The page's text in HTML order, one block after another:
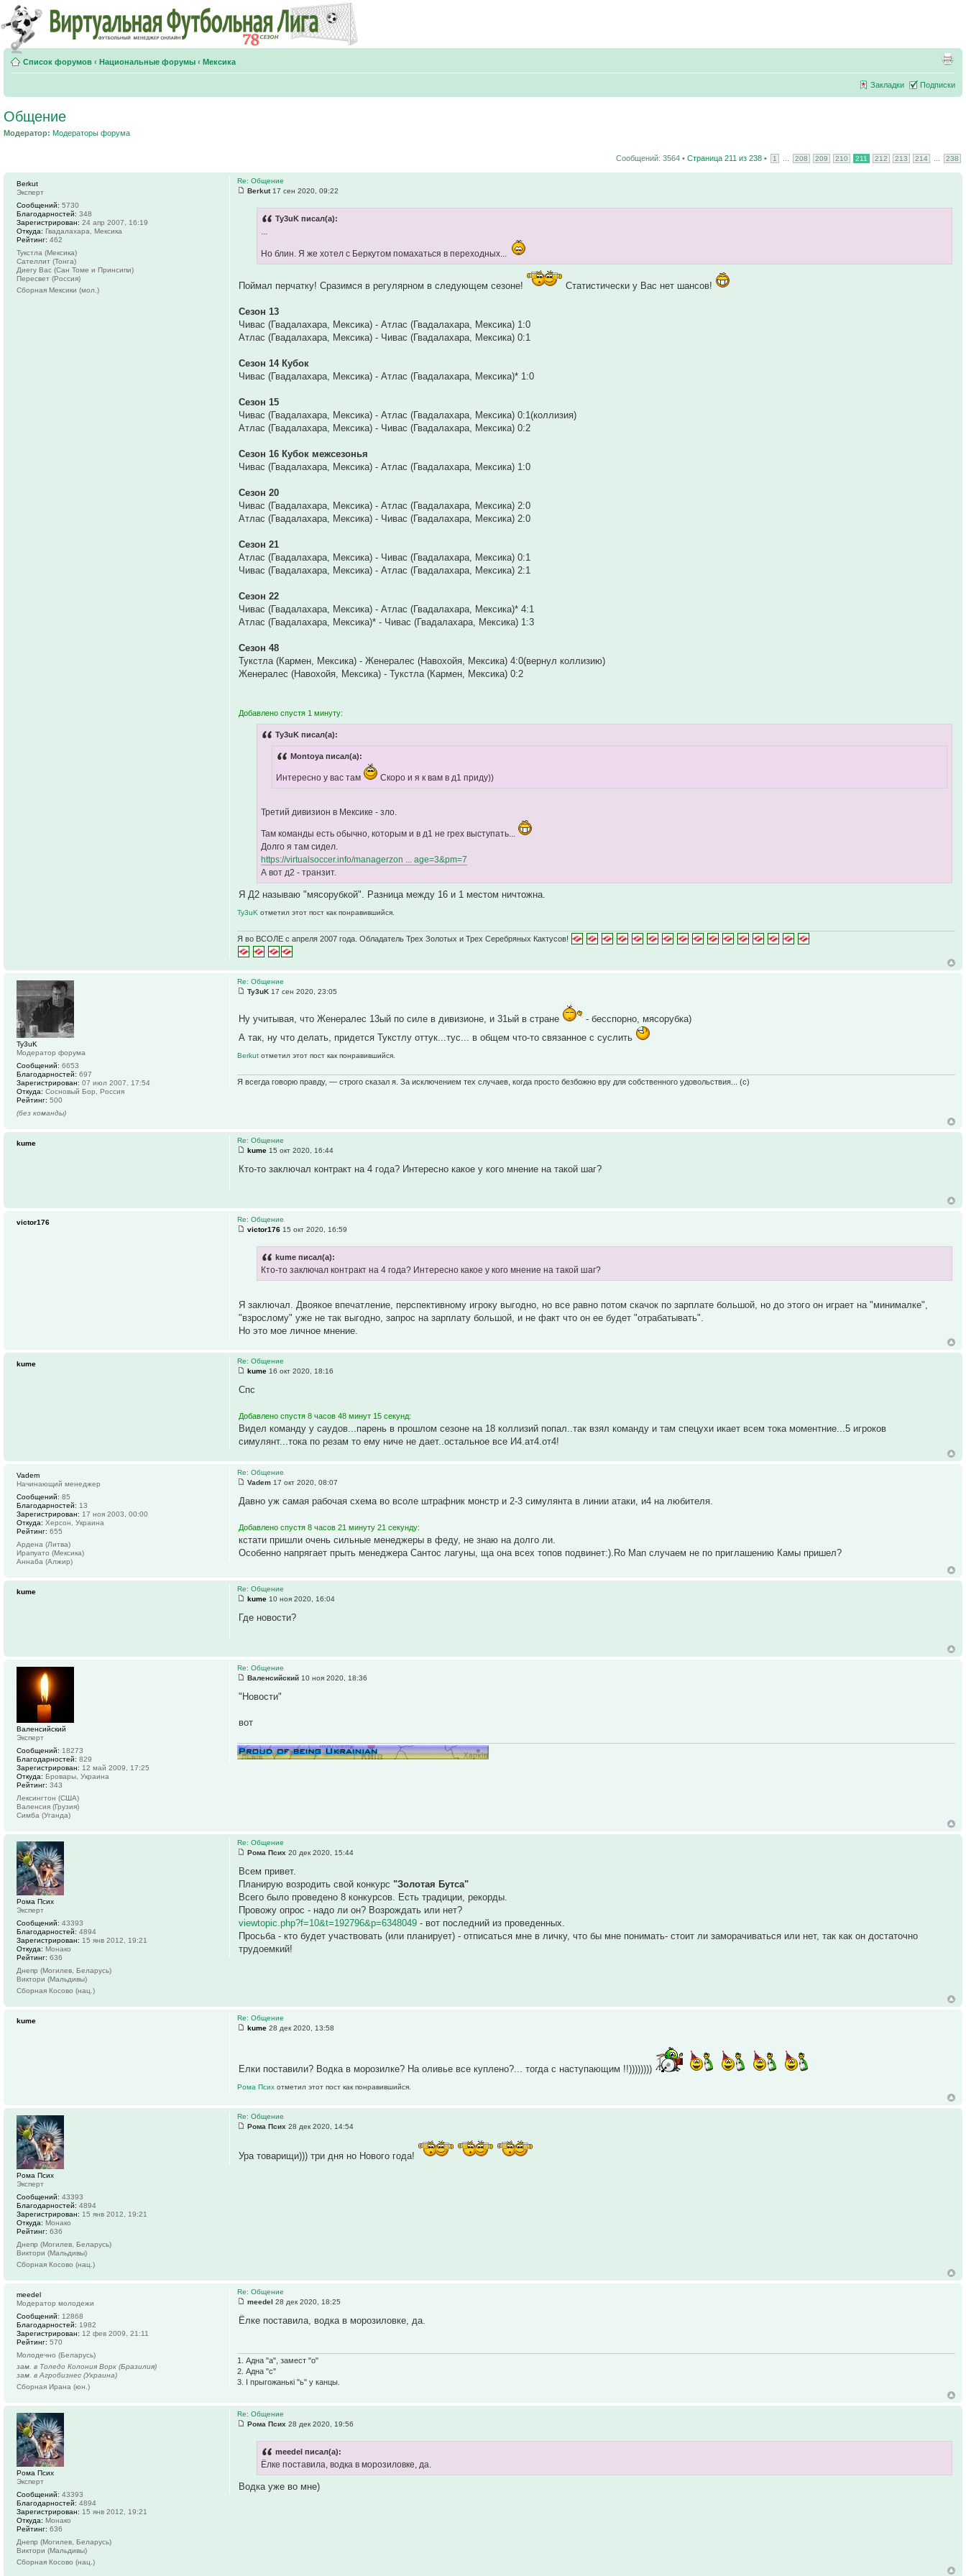
Список форумов ‹ Национальные форумы ‹ Мексика
Закладки Подписки
Общение
Модератор: Модераторы форума
Сообщений: 3564 • Страница 211 из 238 • 1 208 209 210 211 212 213 214 238
Re: Общение
Berkut17 сен 2020, 09:22
Ty3uK писал(а):
Но блин. Я же хотел с Беркутом помахаться в переходных...
Поймал перчатку! Сразимся в регулярном в следующем сезоне! Статистически у Вас нет шансов!
Сезон 13
Чивас (Гвадалахара, Мексика) - Атлас (Гвадалахара, Мексика) 1:0
Атлас (Гвадалахара, Мексика) - Чивас (Гвадалахара, Мексика) 0:1
Сезон 14 Кубок
Чивас (Гвадалахара, Мексика) - Атлас (Гвадалахара, Мексика)* 1:0
Сезон 15
Чивас (Гвадалахара, Мексика) - Атлас (Гвадалахара, Мексика) 0:1(коллизия)
Атлас (Гвадалахара, Мексика) - Чивас (Гвадалахара, Мексика) 0:2
Сезон 16 Кубок межсезонья
Чивас (Гвадалахара, Мексика) - Атлас (Гвадалахара, Мексика) 1:0
Сезон 20
Чивас (Гвадалахара, Мексика) - Атлас (Гвадалахара, Мексика) 2:0
Атлас (Гвадалахара, Мексика) - Чивас (Гвадалахара, Мексика) 2:0
Сезон 21
Атлас (Гвадалахара, Мексика) - Чивас (Гвадалахара, Мексика) 0:1
Чивас (Гвадалахара, Мексика) - Атлас (Гвадалахара, Мексика) 2:1
Сезон 22
Чивас (Гвадалахара, Мексика) - Атлас (Гвадалахара, Мексика)* 4:1
Атлас (Гвадалахара, Мексика)* - Чивас (Гвадалахара, Мексика) 1:3
Сезон 48
Тукстла (Кармен, Мексика) - Женералес (Навохойя, Мексика) 4:0(вернул коллизию)
Женералес (Навохойя, Мексика) - Тукстла (Кармен, Мексика) 0:2
Добавлено спустя 1 минуту:
Ty3uK писал(а):
Montoya писал(а):
Интересно у вас там Скоро и я к вам в д1 приду))
Третий дивизион в Мексике - зло.
Там команды есть обычно, которым и в д1 не грех выступать...
Долго я там сидел.
https://virtualsoccer.info/managerzon ... age=3&pm=7
А вот д2 - транзит.
Я Д2 называю "мясорубкой". Разница между 16 и 1 местом ничтожна.
Ty3uKотметил этот пост как понравившийся.
Я во ВСОЛЕ с апреля 2007 года. Обладатель Трех Золотых и Трех Серебряных Кактусов!
Berkut
Эксперт
Сообщений: 5730
Благодарностей: 348
Зарегистрирован: 24 апр 2007, 16:19
Откуда: Гвадалахара, Мексика
Рейтинг: 462
Тукстла (Мексика)
Сателлит (Тонга)
Диегу Вас (Сан Томе и Принсипи)
Пересвет (Россия)
Сборная Мексики (мол.)
Re: Общение
Ty3uK 17 сен 2020, 23:05
Ну учитывая, что Женералес 13ый по силе в дивизионе, и 31ый в стране
- бесспорно, мясорубка)
А так, ну что делать, придется Тукстлу оттук...тус... в общем что-то связанное с суслить
Berkutотметил этот пост как понравившийся.
Я всегда говорю правду, — строго сказал я. За исключением тех случаев, когда просто безбожно вру для собственного удовольствия... (с)
Ty3uK
Модератор форума
Сообщений: 6653
Благодарностей: 697
Зарегистрирован: 07 июл 2007, 17:54
Откуда: Сосновый Бор, Россия
Рейтинг: 500
(без команды)
Re: Общение
kume 15 окт 2020, 16:44
Кто-то заключал контракт на 4 года? Интересно какое у кого мнение на такой шаг?
kume
Re: Общение
victor176 15 окт 2020, 16:59
kume писал(а):
Кто-то заключал контракт на 4 года? Интересно какое у кого мнение на такой шаг?
Я заключал. Двоякое впечатление, перспективному игроку выгодно, но все равно потом скачок по зарплате большой, но до этого он играет на "минималке",
"взрослому" уже не так выгодно, запрос на зарплату большой, и не факт что он ее будет "отрабатывать".
Но это мое личное мнение.
victor176
Re: Общение
kume 16 окт 2020, 18:16
Спс
Добавлено спустя 8 часов 48 минут 15 секунд:
Видел команду у саудов...парень в прошлом сезоне на 18 коллизий попал..так взял команду и там спецухи икает всем тока моментние...5 игроков
симулянт...тока по резам то ему ниче не дает..остальное все И4.ат4.от4!
kume
Re: Общение
Vadem 17 окт 2020, 08:07
Давно уж самая рабочая схема во всоле штрафник монстр и 2-3 симулянта в линии атаки, и4 на любителя.
Добавлено спустя 8 часов 21 минуту 21 секунду:
кстати пришли очень сильные менеджеры в феду, не знаю на долго ли.
Особенно напрягает прыть менеджера Сантос лагуны, ща она всех топов подвинет:).Ro Man случаем не по приглашению Камы пришел?
Vadem
Начинающий менеджер
Сообщений: 85
Благодарностей: 13
Зарегистрирован: 17 ноя 2003, 00:00
Откуда: Херсон, Украина
Рейтинг: 655
Ардена (Литва)
Ирапуато (Мексика)
Аннаба (Алжир)
Re: Общение
kume 10 ноя 2020, 16:04
Где новости?
kume
Re: Общение
Валенсийский 10 ноя 2020, 18:36
"Новости"
вот
Валенсийский
Эксперт
Сообщений: 18273
Благодарностей: 829
Зарегистрирован: 12 май 2009, 17:25
Откуда: Бровары, Украина
Рейтинг: 343
Лексингтон (США)
Валенсия (Грузия)
Симба (Уганда)
Re: Общение
Рома Псих 20 дек 2020, 15:44
Всем привет.
Планирую возродить свой конкурс "Золотая Бутса"
Всего было проведено 8 конкурсов. Есть традиции, рекорды.
Провожу опрос - надо ли он? Возрождать или нет?
viewtopic.php?f=10&t=192796&p=6348049 - вот последний из проведенных.
Просьба - кто будет участвовать (или планирует) - отписаться мне в личку, что бы мне понимать- стоит ли заморачиваться или нет, так как он достаточно
трудоемкий!
Рома Псих
Эксперт
Сообщений: 43393
Благодарностей: 4894
Зарегистрирован: 15 янв 2012, 19:21
Откуда: Монако
Рейтинг: 636
Днепр (Могилев, Беларусь)
Виктори (Мальдивы)
Сборная Косово (нац.)
Re: Общение
kume 28 дек 2020, 13:58
Елки поставили? Водка в морозилке? На оливье все куплено?... тогда с наступающим !!))))))))
Рома Психотметил этот пост как понравившийся.
kume
Re: Общение
Рома Псих 28 дек 2020, 14:54
Ура товарищи))) три дня но Нового года!
Рома Псих
Эксперт
Сообщений: 43393
Благодарностей: 4894
Зарегистрирован: 15 янв 2012, 19:21
Откуда: Монако
Рейтинг: 636
Днепр (Могилев, Беларусь)
Виктори (Мальдивы)
Сборная Косово (нац.)
Re: Общение
meedel 28 дек 2020, 18:25
Ёлке поставила, водка в морозиловке, да.
1. Адна "а", замест "о"
2. Адна "с"
3. І прыгожанькі "ь" у канцы.
meedel
Модератор молодежи
Сообщений: 12868
Благодарностей: 1982
Зарегистрирован: 12 фев 2009, 21:11
Рейтинг: 570
Молодечно (Беларусь)
зам. в Толедо Колония Ворк (Бразилия)
зам. в Агробизнес (Украина)
Сборная Ирана (юн.)
Re: Общение
Рома Псих 28 дек 2020, 19:56
meedel писал(а):
Ёлке поставила, водка в морозиловке, да.
Водка уже во мне)
Рома Псих
Эксперт
Сообщений: 43393
Благодарностей: 4894
Зарегистрирован: 15 янв 2012, 19:21
Откуда: Монако
Рейтинг: 636
Днепр (Могилев, Беларусь)
Виктори (Мальдивы)
Сборная Косово (нац.)